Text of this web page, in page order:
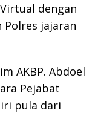
dengan
jajaran
AKBP. Abdoel
Pejabat
pula dari